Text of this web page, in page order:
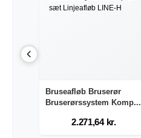
Bruseafløb Bruserør
Bruserørssystem Komp...
2.271,64 kr.